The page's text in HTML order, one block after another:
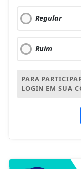
Regular
Ruim
PARA
LOGIN EM SUA